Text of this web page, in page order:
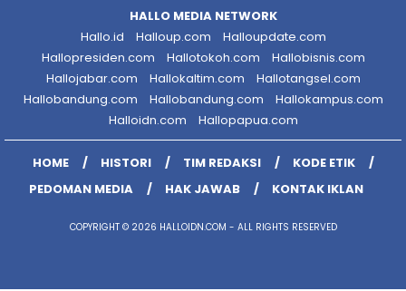
HALLO MEDIA NETWORK
Hallo.id
Halloup.com
Halloupdate.com
Hallopresiden.com
Hallotokoh.com
Hallobisnis.com
Hallojabar.com
Hallokaltim.com
Hallotangsel.com
Hallobandung.com
Hallobandung.com
Hallokampus.com
Halloidn.com
Hallopapua.com
HOME HISTORI TIM REDAKSI
KODE ETIK
PEDOMAN MEDIA
HAK JAWAB KONTAK IKLAN
COPYRIGHT © 2026 HALLOIDN.COM - ALL RIGHTS RESERVED